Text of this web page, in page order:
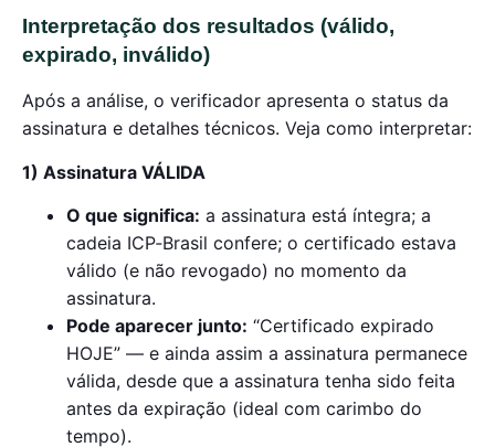
Interpretação dos resultados (válido,
expirado, inválido)
Após a análise, o verificador apresenta o status da
assinatura e detalhes técnicos. Veja como interpretar:
1) Assinatura VÁLIDA
O que significa: a assinatura está íntegra; a
cadeia ICP‑Brasil confere; o certificado estava
válido (e não revogado) no momento da
assinatura.
Pode aparecer junto: “Certificado expirado
HOJE” — e ainda assim a assinatura permanece
válida, desde que a assinatura tenha sido feita
antes da expiração (ideal com carimbo do
tempo).